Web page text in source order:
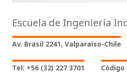
Escuela de Ingeniería
Av. Brasil 2241, Valparaíso-Chile
Tel: +56 (32) 227 3701 Código